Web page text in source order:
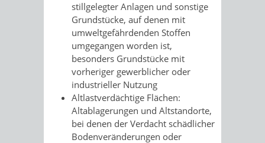
stillgelegter Anlagen und sonstige
Grundstücke, auf denen mit
umweltgefährdenden Stoffen
umgegangen worden ist,
besonders Grundstücke mit
vorheriger gewerblicher oder
industrieller Nutzung
Altlastverdächtige Flächen:
Altablagerungen und Altstandorte,
bei denen der Verdacht schädlicher
Bodenveränderungen oder